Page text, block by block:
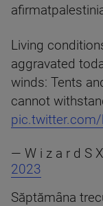
Living
aggravated
winds: Tents
cannot
— W i z a r d S
2023
Săptămâna